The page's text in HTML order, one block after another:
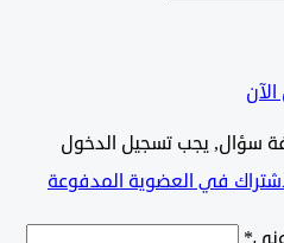
يجب تسجيل الدخول
في العضوية المدفوعة